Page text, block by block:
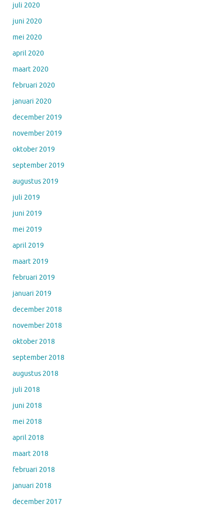
juli 2020
juni 2020
mei 2020
april 2020
maart 2020
februari 2020
januari 2020
december 2019
november 2019
oktober 2019
september 2019
augustus 2019
juli 2019
juni 2019
mei 2019
april 2019
maart 2019
februari 2019
januari 2019
december 2018
november 2018
oktober 2018
september 2018
augustus 2018
juli 2018
juni 2018
mei 2018
april 2018
maart 2018
februari 2018
januari 2018
december 2017